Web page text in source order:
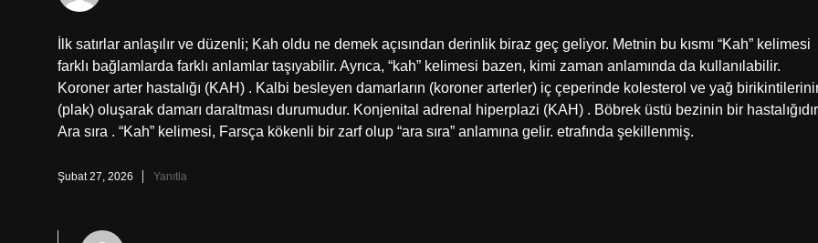
İlk satırlar anlaşılır ve düzenli; Kah oldu ne demek açısından derinlik biraz geç geliyor. Metnin bu kısmı “Kah” kelimesi
farklı bağlamlarda farklı anlamlar taşıyabilir. Ayrıca, “kah” kelimesi bazen, kimi zaman anlamında da kullanılabilir.
Koroner arter hastalığı (KAH) . Kalbi besleyen damarların (koroner arterler) iç çeperinde kolesterol ve yağ
(plak) oluşarak damarı daraltması durumudur. Konjenital adrenal hiperplazi (KAH) . Böbrek üstü bezinin bir
Ara sıra . “Kah” kelimesi, Farsça kökenli bir zarf olup “ara sıra” anlamına gelir. etrafında şekillenmiş.
Şubat 27, 2026 Yanıtla